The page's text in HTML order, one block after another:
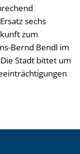
sechs
zum
Bernd Bendl im
Stadt bittet um